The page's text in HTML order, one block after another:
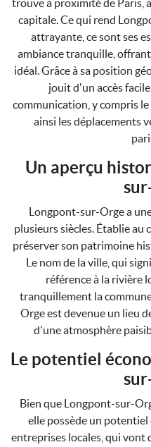
trouve à proximité de Paris,
capitale. Ce qui rend
attrayante, ce sont ses
ambiance tranquille,
idéal. Grâce à sa position
jouit d'un accès
communication, y compris
ainsi les déplacements
Un aperçu
Longpont-sur-Orge a
plusieurs siècles. Établie au
préserver son patrimoine
Le nom de la ville, qui
référence à la rivière
tranquillement la
Orge est devenue un lieu
d'une atmosphère
Le potentiel
Bien que Longpont-sur-
elle possède un
entreprises locales, qui vont